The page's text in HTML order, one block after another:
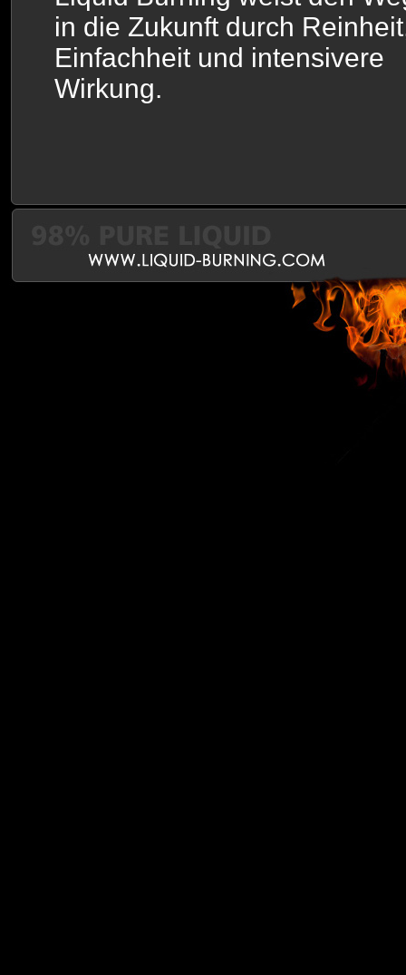
in die Zukunft durch
Einfachheit und intensivere
Wirkung.